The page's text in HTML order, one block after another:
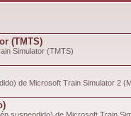
(TMTS)
Simulator (TMTS)
de Microsoft Train Simulator 2
suspendido) de Microsoft Train